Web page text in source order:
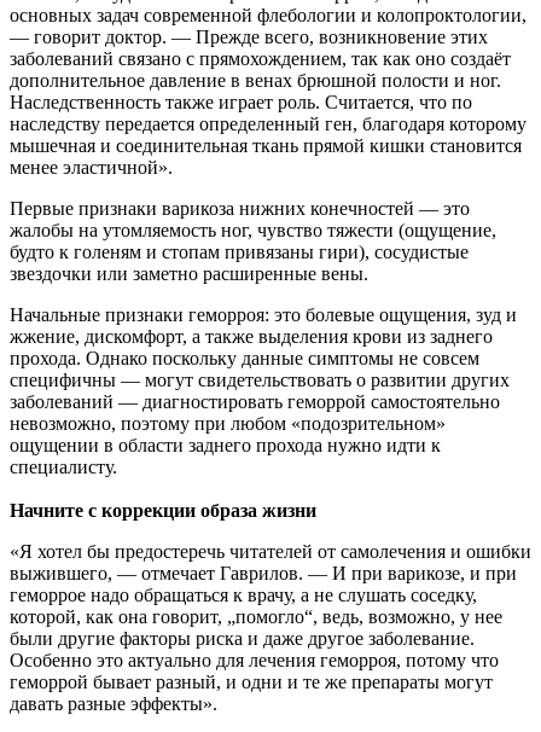
основных задач современной флебологии и колопроктологии,
— говорит доктор. — Прежде всего, возникновение этих
заболеваний связано с прямохождением, так как оно создаёт
дополнительное давление в венах брюшной полости и ног.
Наследственность также играет роль. Считается, что по
наследству передается определенный ген, благодаря которому
мышечная и соединительная ткань прямой кишки становится
менее эластичной».
Первые признаки варикоза нижних конечностей — это
жалобы на утомляемость ног, чувство тяжести (ощущение,
будто к голеням и стопам привязаны гири), сосудистые
звездочки или заметно расширенные вены.
Начальные признаки геморроя: это болевые ощущения, зуд и
жжение, дискомфорт, а также выделения крови из заднего
прохода. Однако поскольку данные симптомы не совсем
специфичны — могут свидетельствовать о развитии других
заболеваний — диагностировать геморрой самостоятельно
невозможно, поэтому при любом «подозрительном»
ощущении в области заднего прохода нужно идти к
специалисту.
Начните с коррекции образа жизни
«Я хотел бы предостеречь читателей от самолечения и ошибки
выжившего, — отмечает Гаврилов. — И при варикозе, и при
геморрое надо обращаться к врачу, а не слушать соседку,
которой, как она говорит, „помогло“, ведь, возможно, у нее
были другие факторы риска и даже другое заболевание.
Особенно это актуально для лечения геморроя, потому что
геморрой бывает разный, и одни и те же препараты могут
давать разные эффекты».